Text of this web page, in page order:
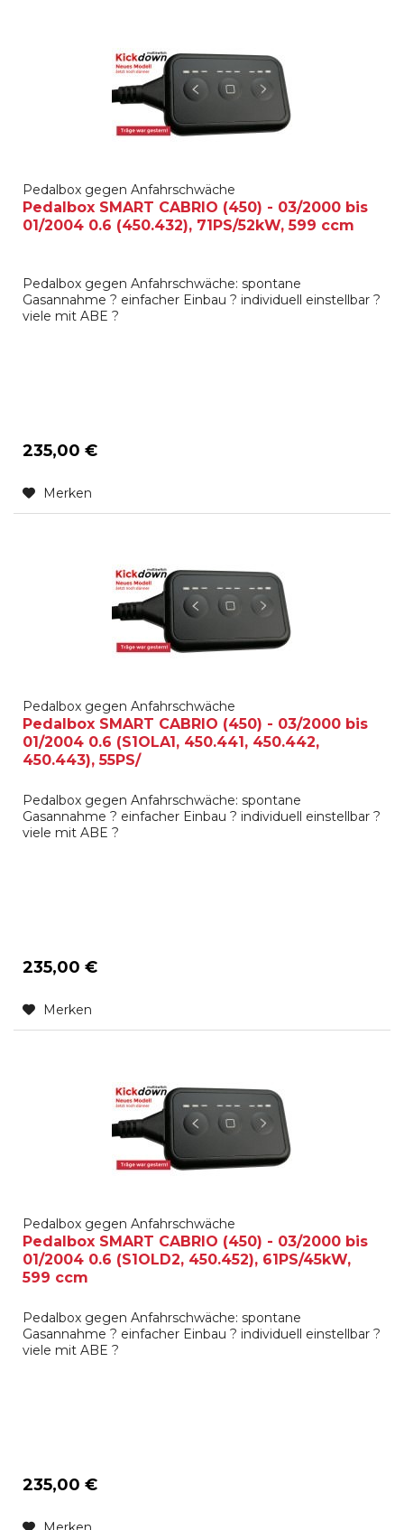
Pedalbox gegen Anfahrschwäche
Pedalbox SMART CABRIO (450) - 03/2000 bis
01/2004 0.6 (450.432), 71PS/52kW, 599 ccm
Pedalbox gegen Anfahrschwäche: spontane
Gasannahme ? einfacher Einbau ? individuell einstellbar ?
viele mit ABE ?
235,00 €
Merken
Pedalbox gegen Anfahrschwäche
Pedalbox SMART CABRIO (450) - 03/2000 bis
01/2004 0.6 (S1OLA1, 450.441, 450.442,
450.443), 55PS/
Pedalbox gegen Anfahrschwäche: spontane
Gasannahme ? einfacher Einbau ? individuell einstellbar ?
viele mit ABE ?
235,00 €
Merken
Pedalbox gegen Anfahrschwäche
Pedalbox SMART CABRIO (450) - 03/2000 bis
01/2004 0.6 (S1OLD2, 450.452), 61PS/45kW,
599 ccm
Pedalbox gegen Anfahrschwäche: spontane
Gasannahme ? einfacher Einbau ? individuell einstellbar ?
viele mit ABE ?
235,00 €